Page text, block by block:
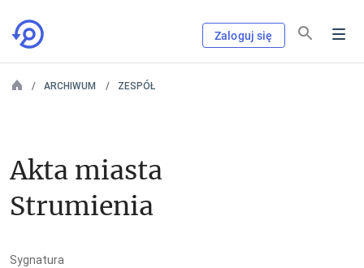
Zaloguj się
ARCHIWUM ZESPÓŁ
Akta miasta
Strumienia
Sygnatura